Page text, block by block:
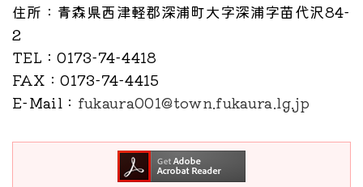
住所 ：青森県西津軽郡深浦町大字深浦字苗代沢84-
2
TEL ：0173-74-4418
FAX ：0173-74-4415
E-Mail ： fukaura001@town.fukaura.lg.jp